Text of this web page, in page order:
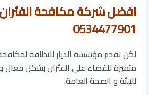
افضل شركة مكافحة
0534477901
لكن تقدم مؤسسة الديار للنظافة
متميزة للقضاء على الفئران بشكل فعال
للبيئة و الصحة العامة.